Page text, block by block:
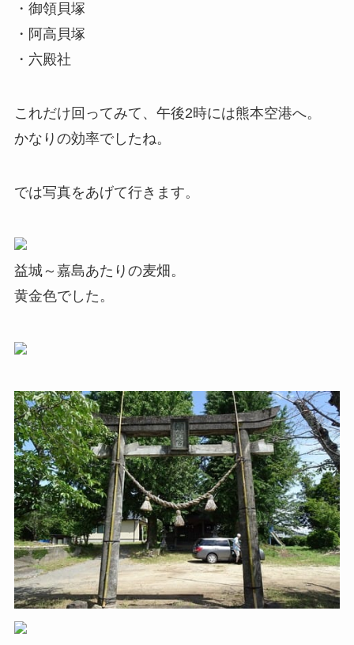
・御領貝塚
・阿高貝塚
・六殿社
これだけ回ってみて、午後2時には熊本空港へ。
かなりの効率でしたね。
では写真をあげて行きます。
益城～嘉島あたりの麦畑。
黄金色でした。